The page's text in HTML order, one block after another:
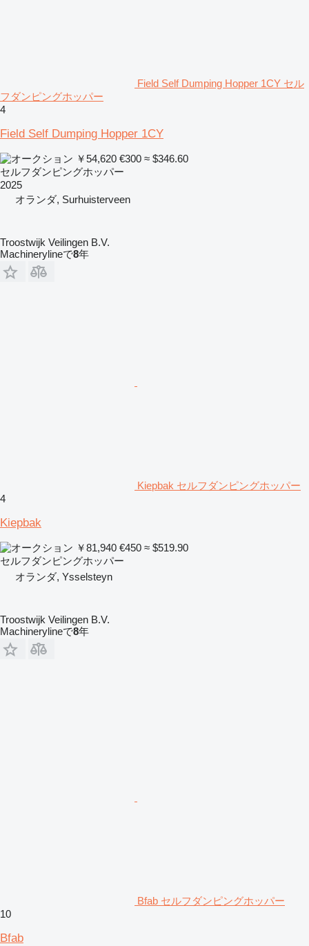
Field Self Dumping Hopper 1CY セル
フダンピングホッパー
4
Field Self Dumping Hopper 1CY
￥54,620 €300 ≈ $346.60
セルフダンピングホッパー
2025
オランダ, Surhuisterveen
Troostwijk Veilingen B.V.
Machinerylineで8年
Kiepbak セルフダンピングホッパー
4
Kiepbak
￥81,940 €450 ≈ $519.90
セルフダンピングホッパー
オランダ, Ysselsteyn
Troostwijk Veilingen B.V.
Machinerylineで8年
Bfab セルフダンピングホッパー
10
Bfab